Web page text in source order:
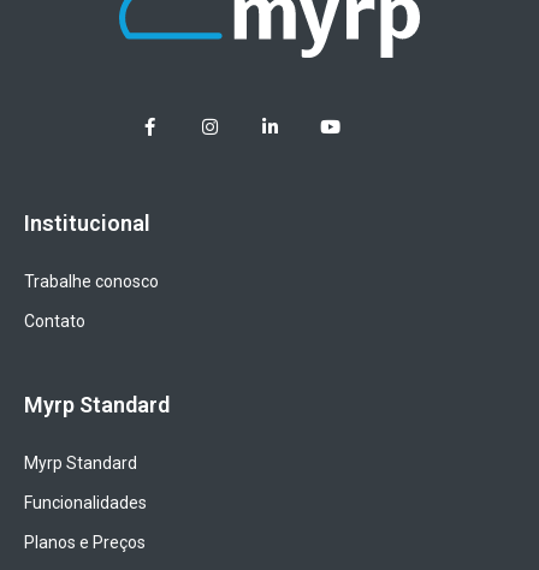
Institucional
Trabalhe conosco
Contato
Myrp Standard
Myrp Standard
Funcionalidades
Planos e Preços